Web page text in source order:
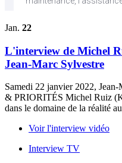
Jan. 22
L'interview de Michel
Jean-Marc Sylvestre
Samedi 22 janvier 2022,
& PRIORITÉS Michel Ruiz
dans le domaine de la réalité
Voir l'interview vidéo
Interview TV